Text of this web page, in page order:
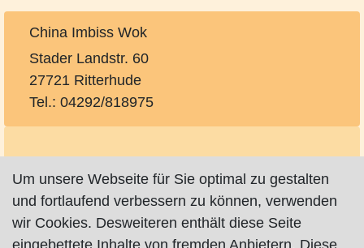
China Imbiss Wok
Stader Landstr. 60
27721 Ritterhude
Tel.: 04292/818975
Impressum| Datenschutz|AGB
Um unsere Webseite für Sie optimal zu gestalten
und fortlaufend verbessern zu können, verwenden
wir Cookies. Desweiteren enthält diese Seite
eingebettete Inhalte von fremden Anbietern. Diese